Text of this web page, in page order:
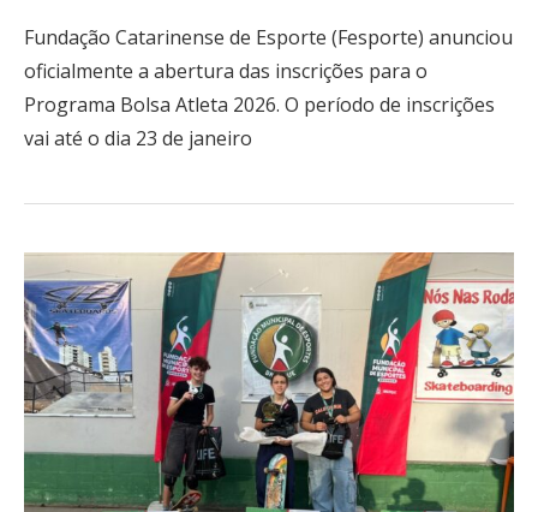
Fundação Catarinense de Esporte (Fesporte) anunciou
oficialmente a abertura das inscrições para o
Programa Bolsa Atleta 2026. O período de inscrições
vai até o dia 23 de janeiro